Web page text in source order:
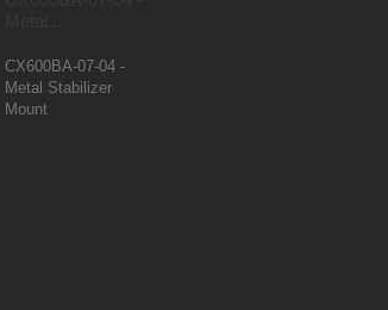
CX600BA-07-04 -
Metal Stabilizer
Mount